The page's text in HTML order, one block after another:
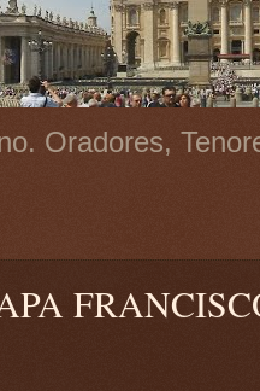
Oradores,